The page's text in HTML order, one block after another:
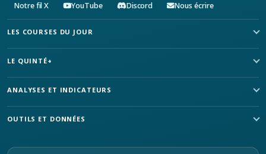
Notre fil X YouTube Discord Nous écrire
LES COURSES DU JOUR
LE QUINTÉ+
ANALYSES ET INDICATEURS
OUTILS ET DONNÉES